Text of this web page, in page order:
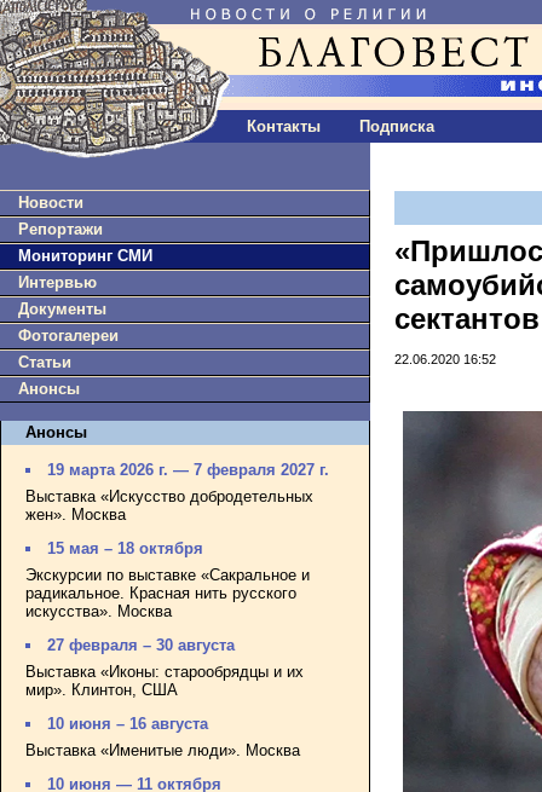
Контакты Подписка
Новости
Репортажи
Мониторинг СМИ
Интервью
Документы
Фотогалереи
Статьи
Анонсы
Анонсы
19 марта 2026 г. — 7 февраля 2027 г.
Выставка «Искусство добродетельных
жен». Москва
15 мая – 18 октября
Экскурсии по выставке «Сакральное и
радикальное. Красная нить русского
искусства». Москва
27 февраля – 30 августа
Выставка «Иконы: старообрядцы и их
мир». Клинтон, США
10 июня – 16 августа
Выставка «Именитые люди». Москва
10 июня — 11 октября
сектантов
22.06.2020 16:52